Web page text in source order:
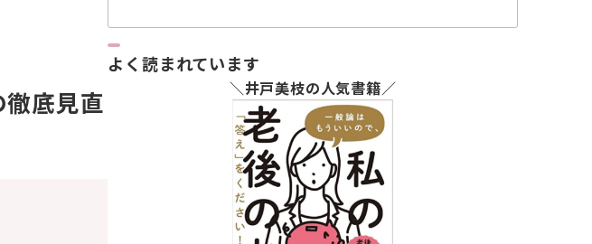
徹底見直
索：
よく読まれています
＼井戸美枝の人気書籍／